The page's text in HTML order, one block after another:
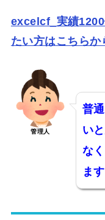
excelcf_実績
たい方はこちらか
管理人
普
い
な
ます